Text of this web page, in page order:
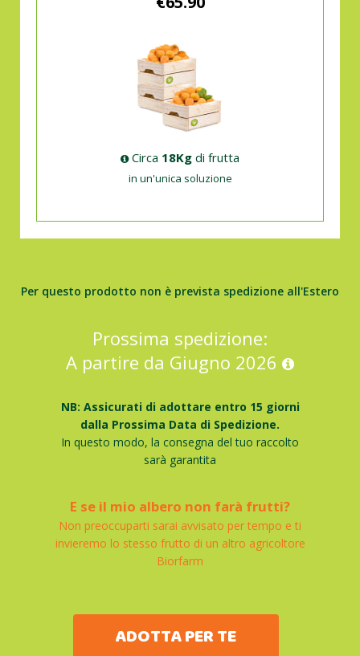
Circa 18Kg di frutta
in un'unica soluzione
Per questo prodotto non è prevista spedizione all'Estero
Prossima spedizione:
A partire da Giugno 2026
NB: Assicurati di adottare entro 15 giorni
dalla Prossima Data di Spedizione.
In questo modo, la consegna del tuo raccolto
sarà garantita
E se il mio albero non farà frutti?
Non preoccuparti sarai avvisato per tempo e ti
invieremo lo stesso frutto di un altro agricoltore
Biorfarm
ADOTTA PER TE